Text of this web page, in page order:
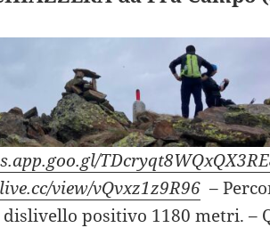
view/vQvxz1z9R96 –
positivo 1180 metri. –